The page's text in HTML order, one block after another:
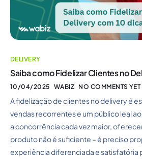
DELIVERY
Saiba como Fidelizar Clientes no
10/04/2025 WABIZ NO COMMENTS YET
A fidelização de clientes no delivery é
vendas recorrentes e um público leal
a concorrência cada vez maior,
produto não é suficiente – é preciso
experiência diferenciada e satisfatória